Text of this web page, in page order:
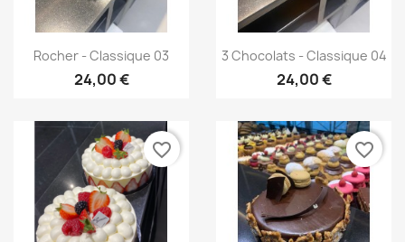
Aperçu rapide
Rocher - Classique 03
24,00 €
Aperçu rapide
3 Chocolats - Classique 04
24,00 €
favorite_border favorite_border